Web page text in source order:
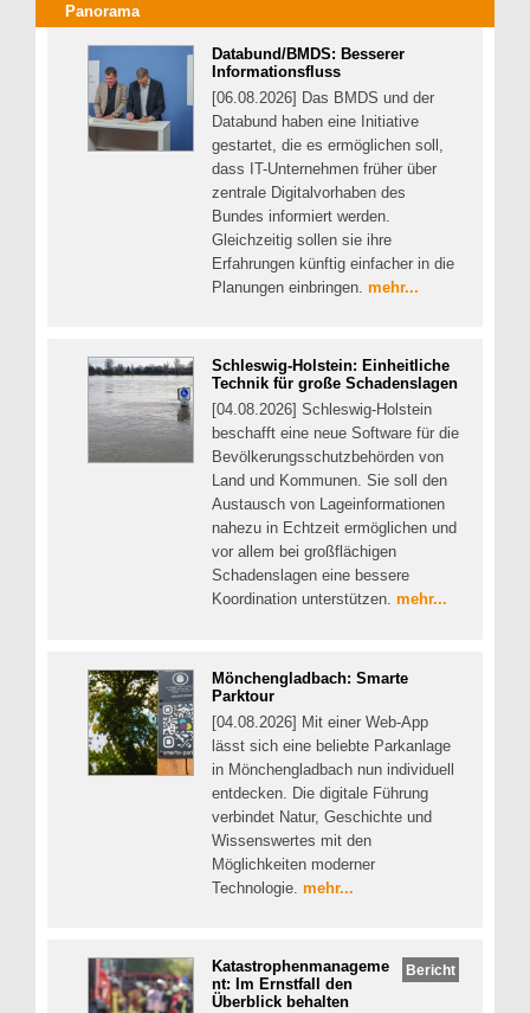
Panorama
Databund/BMDS: Besserer
Informationsfluss
[06.08.2026] Das BMDS und der
Databund haben eine Initiative
gestartet, die es ermöglichen soll,
dass IT-Unternehmen früher über
zentrale Digitalvorhaben des
Bundes informiert werden.
Gleichzeitig sollen sie ihre
Erfahrungen künftig einfacher in die
Planungen einbringen. mehr...
Schleswig-Holstein: Einheitliche
Technik für große Schadenslagen
[04.08.2026] Schleswig-Holstein
beschafft eine neue Software für die
Bevölkerungsschutzbehörden von
Land und Kommunen. Sie soll den
Austausch von Lageinformationen
nahezu in Echtzeit ermöglichen und
vor allem bei großflächigen
Schadenslagen eine bessere
Koordination unterstützen. mehr...
Mönchengladbach: Smarte
Parktour
[04.08.2026] Mit einer Web-App
lässt sich eine beliebte Parkanlage
in Mönchengladbach nun individuell
entdecken. Die digitale Führung
verbindet Natur, Geschichte und
Wissenswertes mit den
Möglichkeiten moderner
Technologie. mehr...
Bericht
Katastrophenmanageme
nt: Im Ernstfall den
Überblick behalten